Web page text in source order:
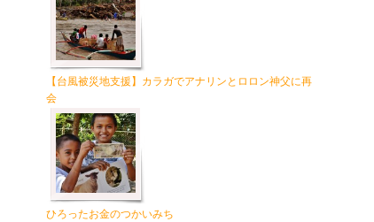
【台風被災地支援】カラガでアナリンとロロン神父に再
会
ひろったお金のつかいみち